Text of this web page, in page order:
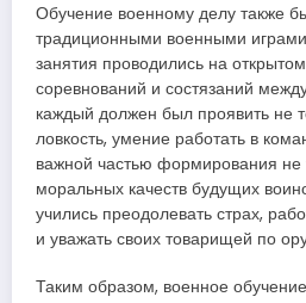
Обучение военному делу также
традиционными военными
занятия проводились на
соревнований и состязаний
каждый должен был проявить не
ловкость, умение работать в
важной частью формирования не
моральных качеств будущих
учились преодолевать страх,
и уважать своих товарищей по
Таким образом, военное